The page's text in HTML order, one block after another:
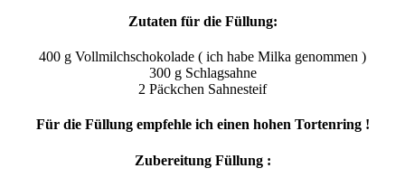
Zutaten für die Füllung:
400 g Vollmilchschokolade ( ich habe Milka genommen )
300 g Schlagsahne
2 Päckchen Sahnesteif
Für die Füllung empfehle ich einen hohen Tortenring !
Zubereitung Füllung :